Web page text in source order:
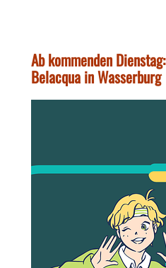
Ab kommenden
Belacqua in Wasserburg